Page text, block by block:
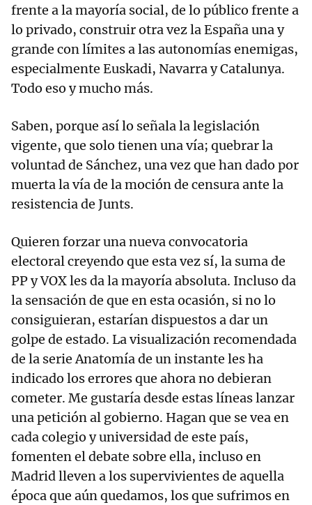
frente a la mayoría social, de lo público frente a
lo privado, construir otra vez la España una y
grande con límites a las autonomías enemigas,
especialmente Euskadi, Navarra y Catalunya.
Todo eso y mucho más.
Saben, porque así lo señala la legislación
vigente, que solo tienen una vía; quebrar la
voluntad de Sánchez, una vez que han dado por
muerta la vía de la moción de censura ante la
resistencia de Junts.
Quieren forzar una nueva convocatoria
electoral creyendo que esta vez sí, la suma de
PP y VOX les da la mayoría absoluta. Incluso da
la sensación de que en esta ocasión, si no lo
consiguieran, estarían dispuestos a dar un
golpe de estado. La visualización recomendada
de la serie Anatomía de un instante les ha
indicado los errores que ahora no debieran
cometer. Me gustaría desde estas líneas lanzar
una petición al gobierno. Hagan que se vea en
cada colegio y universidad de este país,
fomenten el debate sobre ella, incluso en
Madrid lleven a los supervivientes de aquella
época que aún quedamos, los que sufrimos en